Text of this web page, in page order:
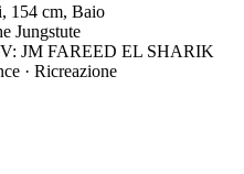
154 cm, Baio
Jungstute
JM FAREED EL SHARIK
· Ricreazione